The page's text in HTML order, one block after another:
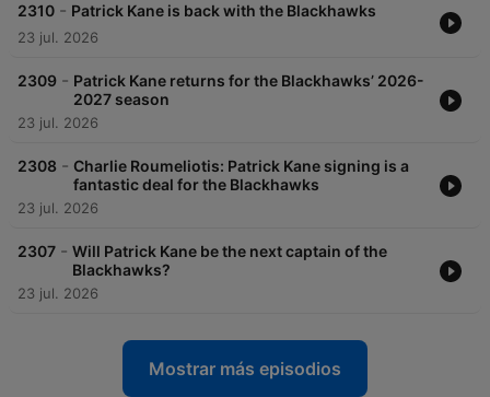
2310 - Patrick Kane is back with the Blackhawks
23 jul. 2026
2309 - Patrick Kane returns for the Blackhawks’ 2026-
2027 season
23 jul. 2026
2308 - Charlie Roumeliotis: Patrick Kane signing is a
fantastic deal for the Blackhawks
23 jul. 2026
2307 - Will Patrick Kane be the next captain of the
Blackhawks?
23 jul. 2026
Mostrar más episodios